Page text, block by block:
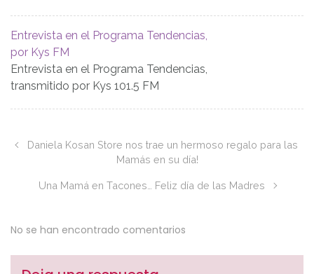
Entrevista en el Programa Tendencias,
por Kys FM
Entrevista en el Programa Tendencias,
transmitido por Kys 101.5 FM
Daniela Kosan Store nos trae un hermoso regalo para las
Mamás en su día!
Una Mamá en Tacones… Feliz día de las Madres
No se han encontrado comentarios